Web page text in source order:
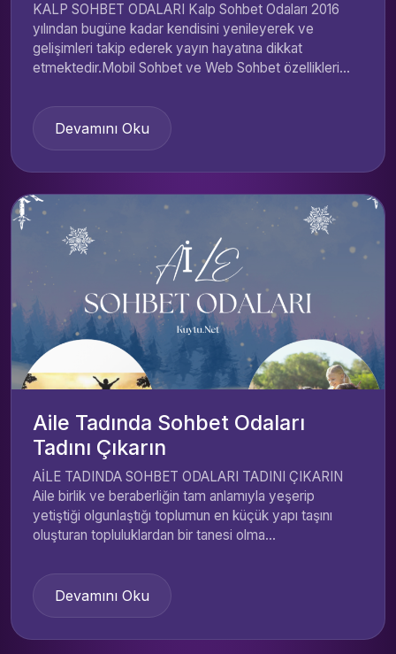
KALP SOHBET ODALARI Kalp Sohbet Odaları 2016
yılından bugüne kadar kendisini yenileyerek ve
gelişimleri takip ederek yayın hayatına dikkat
etmektedir.Mobil Sohbet ve Web Sohbet özellikleri...
Devamını Oku
Aile Tadında Sohbet Odaları
Tadını Çıkarın
AİLE TADINDA SOHBET ODALARI TADINI ÇIKARIN
Aile birlik ve beraberliğin tam anlamıyla yeşerip
yetiştiği olgunlaştığı toplumun en küçük yapı taşını
oluşturan topluluklardan bir tanesi olma...
Devamını Oku